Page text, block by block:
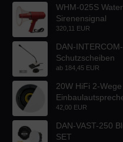
WHM-025S
Sirenensignal
320,11 EUR
DAN-
Schutzscheiben
ab 184,45 EUR
20W HiFi 2-
42,00 EUR
DAN-VAST-250
SET